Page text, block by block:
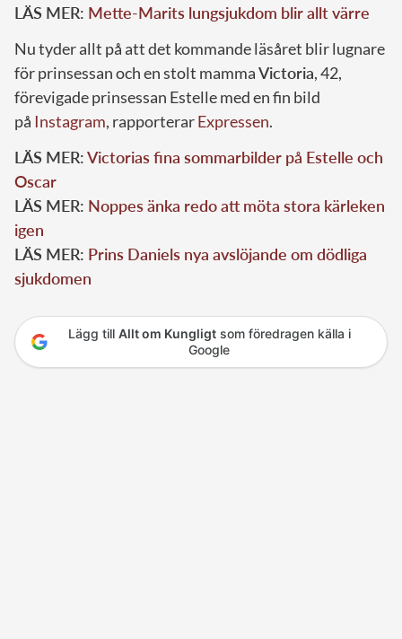
LÄS MER: Mette-Marits lungsjukdom blir allt värre
Nu tyder allt på att det kommande läsåret blir lugnare
för prinsessan och en stolt mammaVictoria, 42,
förevigade prinsessan Estelle med en fin bild
på Instagram, rapporterarExpressen.
LÄS MER:Victorias fina sommarbilder på Estelle och
Oscar
LÄS MER: Noppes änka redo att möta stora kärleken
igen
LÄS MER: Prins Daniels nya avslöjande om dödliga
sjukdomen
Lägg till Allt om Kungligtsom föredragen källa i
Google